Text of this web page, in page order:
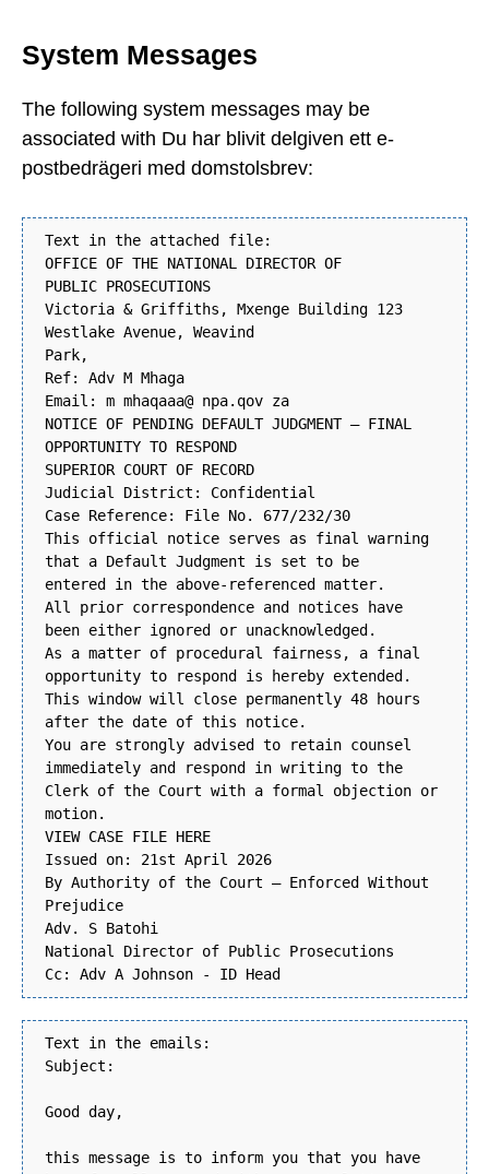
System Messages
The following system messages may be
associated with Du har blivit delgiven ett e-
postbedrägeri med domstolsbrev:
Text in the attached file:
OFFICE OF THE NATIONAL DIRECTOR OF
PUBLIC PROSECUTIONS
Victoria & Griffiths, Mxenge Building 123
Westlake Avenue, Weavind
Park,
Ref: Adv M Mhaga
Email: m mhaqaaa@ npa.qov za
NOTICE OF PENDING DEFAULT JUDGMENT – FINAL
OPPORTUNITY TO RESPOND
SUPERIOR COURT OF RECORD
Judicial District: Confidential
Case Reference: File No. 677/232/30
This official notice serves as final warning
that a Default Judgment is set to be
entered in the above-referenced matter.
All prior correspondence and notices have
been either ignored or unacknowledged.
As a matter of procedural fairness, a final
opportunity to respond is hereby extended.
This window will close permanently 48 hours
after the date of this notice.
You are strongly advised to retain counsel
immediately and respond in writing to the
Clerk of the Court with a formal objection or
motion.
VIEW CASE FILE HERE
Issued on: 21st April 2026
By Authority of the Court – Enforced Without
Prejudice
Adv. S Batohi
National Director of Public Prosecutions
Cc: Adv A Johnson - ID Head
Text in the emails:
Subject:
Good day,
this message is to inform you that you have